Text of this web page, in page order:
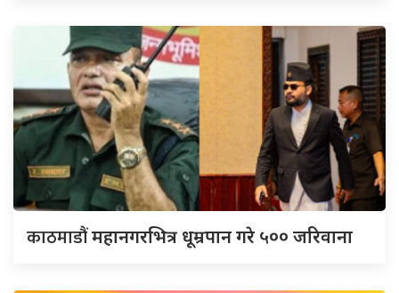
काठमाडौंमहानगरभित्र धूम्रपान गरे ५०० जरिवाना